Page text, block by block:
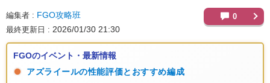
編集者 FGO攻略班
最終更新日 2026/01/30 21:30
0
FGOのイベント・最新情報
アズライールの性能評価とおすすめ編成